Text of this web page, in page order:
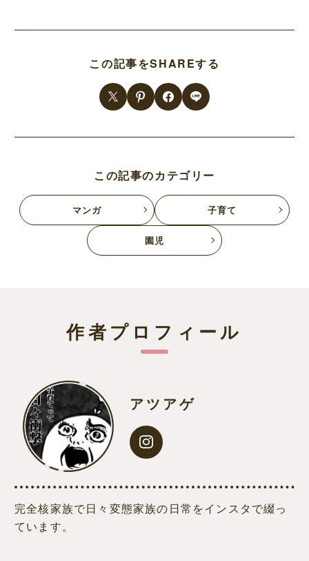
この記事をSHAREする
この記事のカテゴリー
マンガ 子育て
園児
作者プロフィール
アツアゲ
完全核家族で日々変態家族の日常をインスタで綴っ
ています。